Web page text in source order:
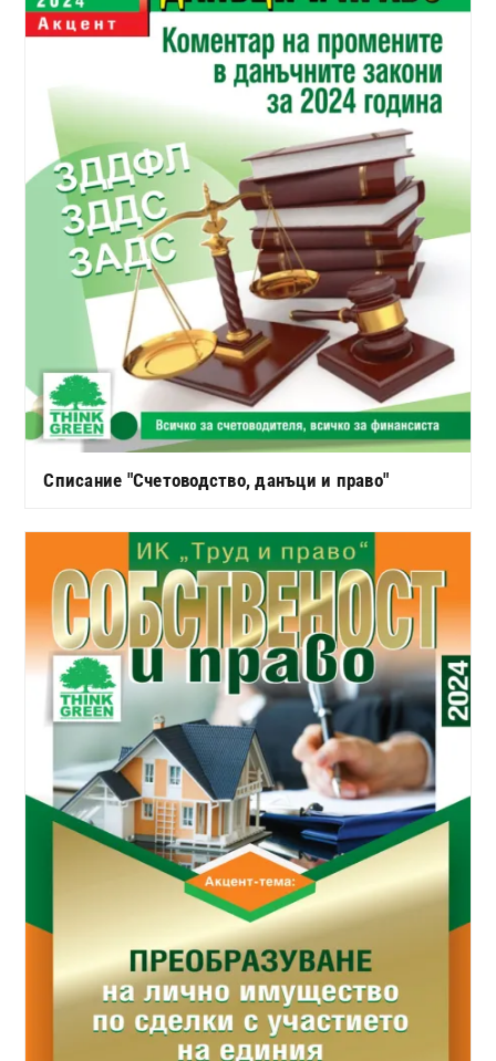
Списание "Счетоводство, данъци и право"